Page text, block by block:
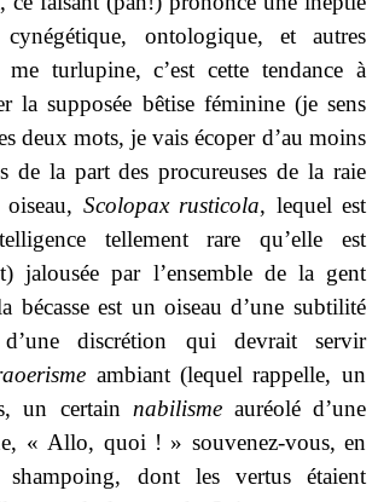
ontologique, et autres
turlupine, c’est cette tendance à
la supposée bêtise féminine (je sens
deux mots, je vais écoper d’au moins
de la part des procureuses de la raie
Scolopax rusticola, lequel est
tellement rare qu’elle est
jalousée par l’ensemble de la gent
bécasse est un oiseau d’une subtilité
d’une discrétion qui devrait servir
ambiant (lequel rappelle, un
un certain nabilismeauréolé d’une
« Allo, quoi ! » souvenez-vous, en
dont les vertus étaient